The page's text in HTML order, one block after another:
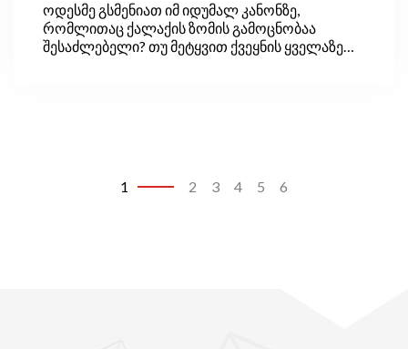
ოდესმე გსმენიათ იმ იდუმალ კანონზე,
რომლითაც ქალაქის ზომის გამოცნობაა
შესაძლებელი? თუ მეტყვით ქვეყნის ყველაზე
ქალაქის პროპორციული ნაწილი.
1 2 3 4 5 6